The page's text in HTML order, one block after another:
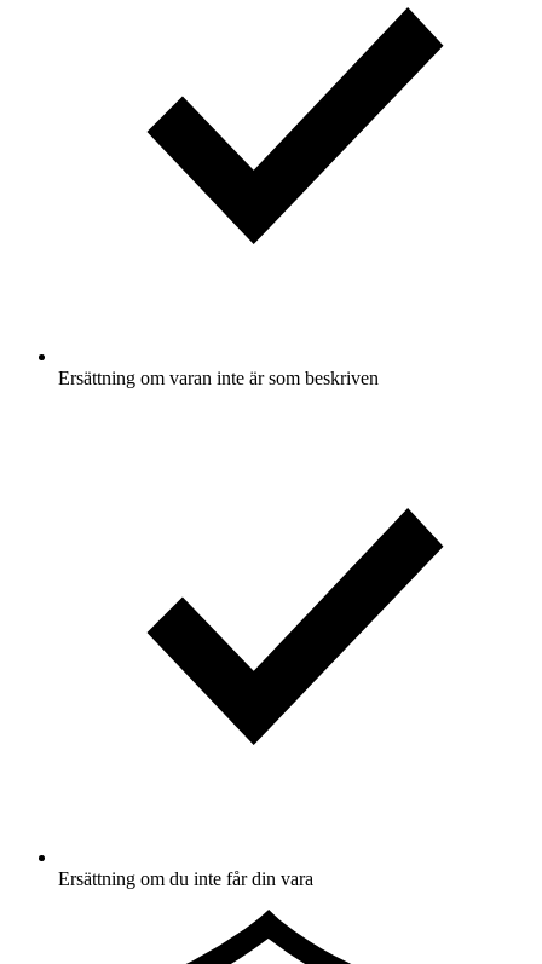
Ersättning om varan inte är som beskriven
Ersättning om du inte får din vara